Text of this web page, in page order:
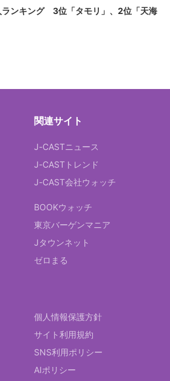
ランキング 3位「タモリ」、2位「天海
関連サイト
J-CASTニュース
J-CASTトレンド
J-CAST会社ウォッチ
BOOKウォッチ
東京バーゲンマニア
Jタウンネット
ゼロまる
個人情報保護方針
サイト利用規約
SNS利用ポリシー
AIポリシー